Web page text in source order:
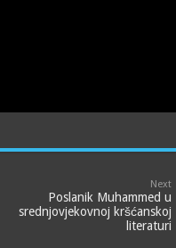
Next
Poslanik Muhammed u
srednjovjekovnoj kršćanskoj
literaturi